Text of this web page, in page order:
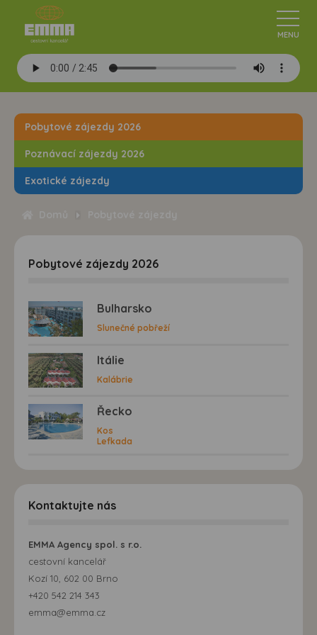
Pobytové zájezdy 2026
Poznávací zájezdy 2026
Exotické zájezdy
Pobytové zájezdy 2026
Bulharsko
Slunečné pobřeží
Itálie
Kalábrie
Řecko
Kos
Lefkada
Kontaktujte nás
EMMA Agency spol. s r.o.
cestovní kancelář
Kozí 10, 602 00 Brno
+420 542 214 343
emma@emma.cz